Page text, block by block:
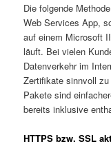
Die folgende
Web Services App,
auf einem Microsoft
läuft. Bei vielen
Datenverkehr im
Zertifikate sinnvoll
Pakete sind
bereits inklusive
HTTPS bzw. SSL